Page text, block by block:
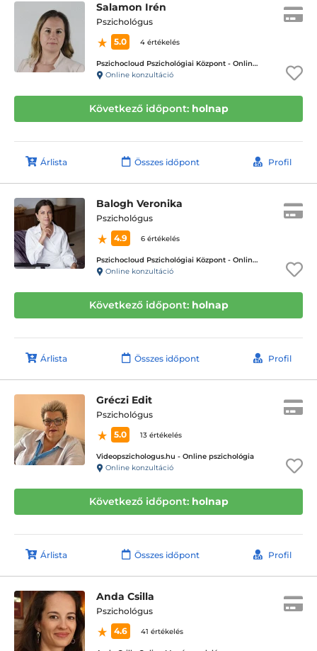
Salamon Irén
Pszichológus
5.0
4 értékelés
Pszichocloud Pszichológiai Központ - Online ügyfélfogadás
Online konzultáció
Következő időpont: holnap
Árlista Összes időpont Profil
Balogh Veronika
Pszichológus
4.9
6 értékelés
Pszichocloud Pszichológiai Központ - Online ügyfélfogadás
Online konzultáció
Következő időpont: holnap
Árlista Összes időpont Profil
Gréczi Edit
Pszichológus
5.0
13 értékelés
Videopszichologus.hu - Online pszichológia
Online konzultáció
Következő időpont: holnap
Árlista Összes időpont Profil
Anda Csilla
Pszichológus
4.6
41 értékelés